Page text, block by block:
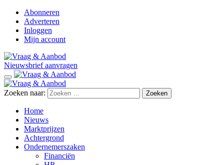
Abonneren
Adverteren
Inloggen
Mijn account
Nieuwsbrief aanvragen
Zoeken naar:
Home
Nieuws
Marktprijzen
Achtergrond
Ondernemerszaken
Financiën